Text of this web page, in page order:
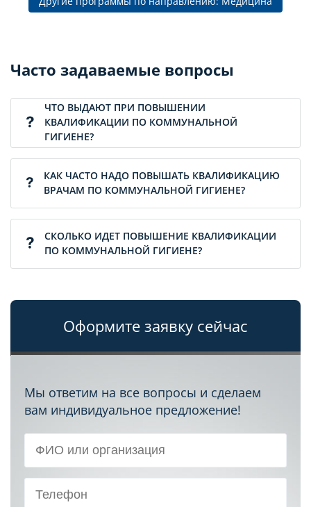
Часто задаваемые вопросы
ЧТО ВЫДАЮТ ПРИ ПОВЫШЕНИИ
КВАЛИФИКАЦИИ ПО КОММУНАЛЬНОЙ
ГИГИЕНЕ?
КАК ЧАСТО НАДО ПОВЫШАТЬ КВАЛИФИКАЦИЮ
ВРАЧАМ ПО КОММУНАЛЬНОЙ ГИГИЕНЕ?
СКОЛЬКО ИДЕТ ПОВЫШЕНИЕ КВАЛИФИКАЦИИ
ПО КОММУНАЛЬНОЙ ГИГИЕНЕ?
Оформите заявку сейчас
Мы ответим на все вопросы и сделаем
вам индивидуальное предложение!